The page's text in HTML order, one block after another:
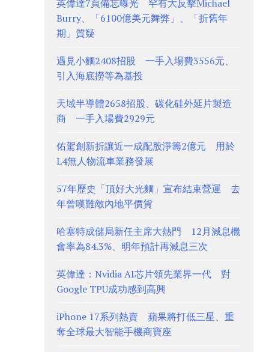
英偉達7頁備忘曝光 罕有大反擊Michael
Burry、「6100億美元舞弊」、「折舊年
期」質疑
遇見小麵2408招股 一手入場費3556元、
引入海底撈等為基投
天域半導體2658招股、碳化硅外延片製造
商 一手入場費2929元
佑駕創新折讓近一成配股淨籌2億元 用於
L4無人物流車業務發展
57年歷史「頂好大光麵」宣布結束營運 去
年曾嘆難敵內地平價貨
哈塞特成儲局新任主席大熱門 12月減息機
會率為84.3%、明年預計再減息三次
英偉達：Nvidia AI芯片領先業界一代 對
Google TPU成功感到高興
iPhone 17系列熱賣 蘋果將打低三星、重
奪全球最大智能手機商寶座